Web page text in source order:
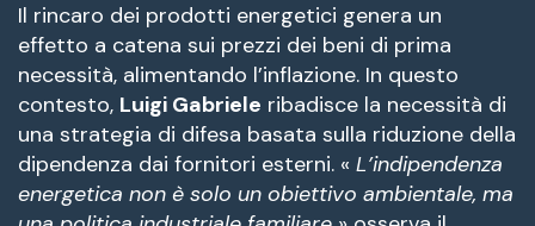
Il rincaro dei prodotti energetici genera un
effetto a catena sui prezzi dei beni di prima
necessità, alimentando l’inflazione. In questo
contesto, Luigi Gabriele ribadisce la necessità di
una strategia di difesa basata sulla riduzione della
dipendenza dai fornitori esterni. « L’indipendenza
energetica non è solo un obiettivo ambientale, ma